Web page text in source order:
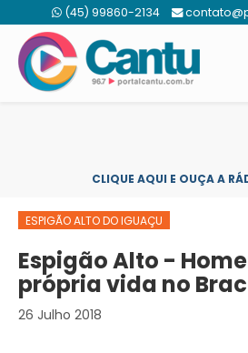
(45) 99860-2134
CLIQUE AQUI E OUÇA A
ESPIGÃO ALTO DO IGUAÇU
Espigão Alto -
própria vida no
26 Julho 2018